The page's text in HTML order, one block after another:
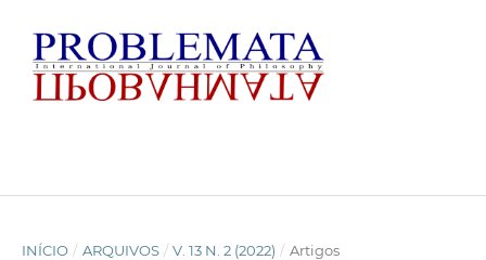
INÍCIO / ARQUIVOS / V. 13 N. 2 (2022) / Artigos